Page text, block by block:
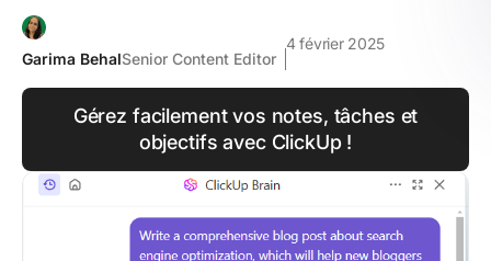
Garima BehalSenior Content Editor
4 février 2025
Gérez facilement vos notes, tâches et
objectifs avec ClickUp !